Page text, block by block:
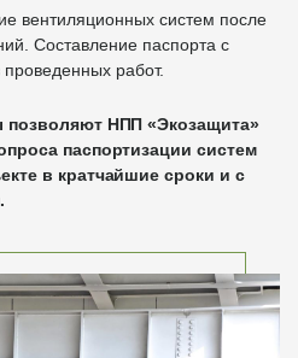
вентиляционных систем после
Составление паспорта с
проведенных работ.
позволяют НПП «Экозащита»
паспортизации систем
в кратчайшие сроки и с